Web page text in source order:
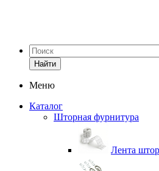
Найти
Меню
Каталог
Шторная фурнитура
Лента